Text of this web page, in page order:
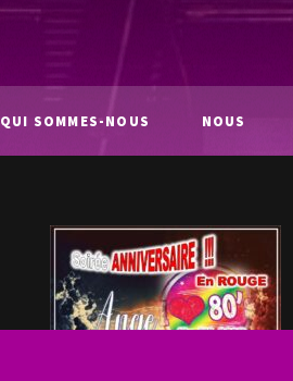
QUI SOMMES-NOUS NOUS